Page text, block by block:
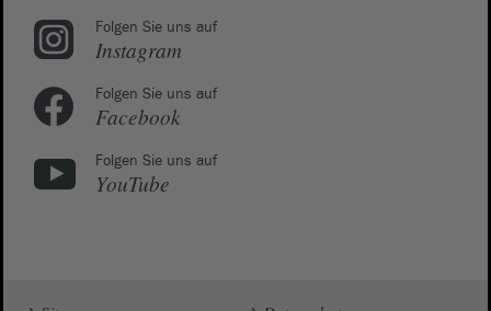
Folgen Sie uns auf
Instagram
Folgen Sie uns auf
Facebook
Folgen Sie uns auf
YouTube